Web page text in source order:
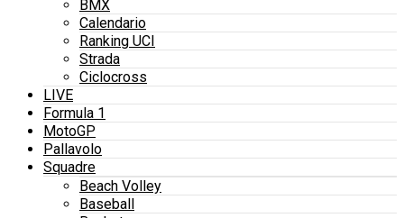
BMX
Calendario
Ranking UCI
Strada
Ciclocross
LIVE
Formula 1
MotoGP
Pallavolo
Squadre
Beach Volley
Baseball